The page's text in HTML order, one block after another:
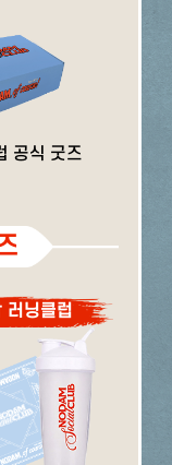
공식 굿즈
러닝클럽